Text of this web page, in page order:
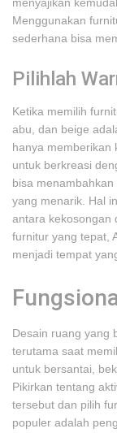
Menggunakan
sederhana bisa
Pilihlah
Ketika memilih
abu, dan beige
hanya memberikan
untuk berkreasi
bisa
yang menarik. Hal
antara kekosongan
furnitur yang tepat,
menjadi tempat
Desain ruang yang
terutama saat
untuk bersantai,
Pikirkan tentang
tersebut dan pilih
populer adalah